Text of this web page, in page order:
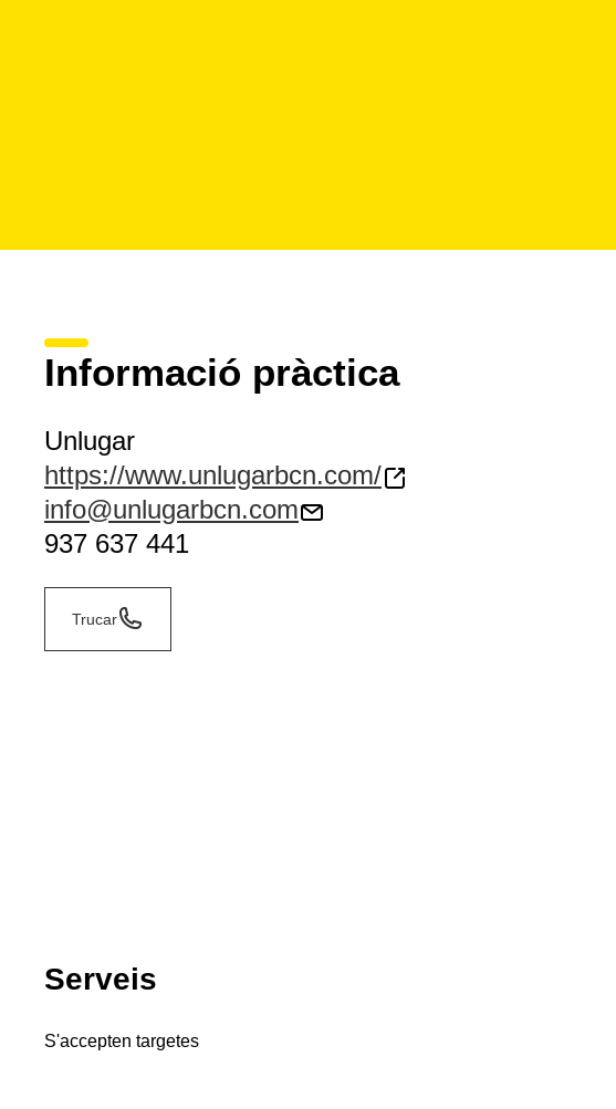
Informació pràctica
Unlugar
https://www.unlugarbcn.com/
info@unlugarbcn.com
937 637 441
Trucar
Serveis
S'accepten targetes